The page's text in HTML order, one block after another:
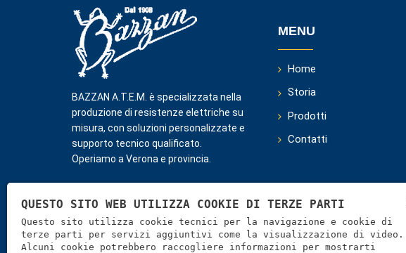
BAZZAN A.T.E.M. è specializzata nella
produzione di resistenze elettriche su
misura, con soluzioni personalizzate e
supporto tecnico qualificato.
Operiamo a Verona e provincia.
MENU
Home
Storia
Prodotti
Contatti
CHIAMACI PER MAGGIORI
L’azienda è in grado di fornire applicazioni elettriche
QUESTO SITO WEB UTILIZZA COOKIE DI TERZE PARTI
Questo sito utilizza cookie tecnici per la navigazione e cookie di
terze parti per servizi aggiuntivi come la visualizzazione di video.
Alcuni cookie potrebbero raccogliere informazioni per mostrarti